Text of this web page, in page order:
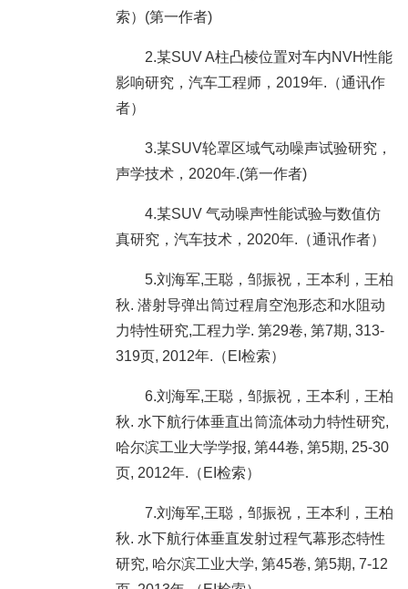
索）(第一作者)
2.某SUV A柱凸棱位置对车内NVH性能
影响研究，汽车工程师，2019年.（通讯作
者）
3.某SUV轮罩区域气动噪声试验研究，
声学技术，2020年.(第一作者)
4.某SUV 气动噪声性能试验与数值仿
真研究，汽车技术，2020年.（通讯作者）
5.刘海军,王聪，邹振祝，王本利，王柏
秋. 潜射导弹出筒过程肩空泡形态和水阻动
力特性研究,工程力学. 第29卷, 第7期, 313-
319页, 2012年.（EI检索）
6.刘海军,王聪，邹振祝，王本利，王柏
秋. 水下航行体垂直出筒流体动力特性研究,
哈尔滨工业大学学报, 第44卷, 第5期, 25-30
页, 2012年.（EI检索）
7.刘海军,王聪，邹振祝，王本利，王柏
秋. 水下航行体垂直发射过程气幕形态特性
研究, 哈尔滨工业大学, 第45卷, 第5期, 7-12